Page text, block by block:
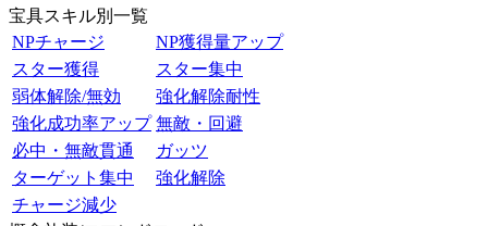
宝具スキル別一覧
NPチャージ
NP獲得量アップ
スター獲得
スター集中
弱体解除/無効
強化解除耐性
強化成功率アップ 無敵・回避
必中・無敵貫通
ガッツ
ターゲット集中
強化解除
チャージ減少